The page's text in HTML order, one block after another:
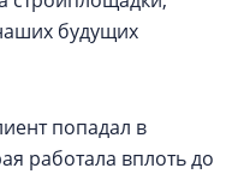
будущих
попадал в
работала вплоть до